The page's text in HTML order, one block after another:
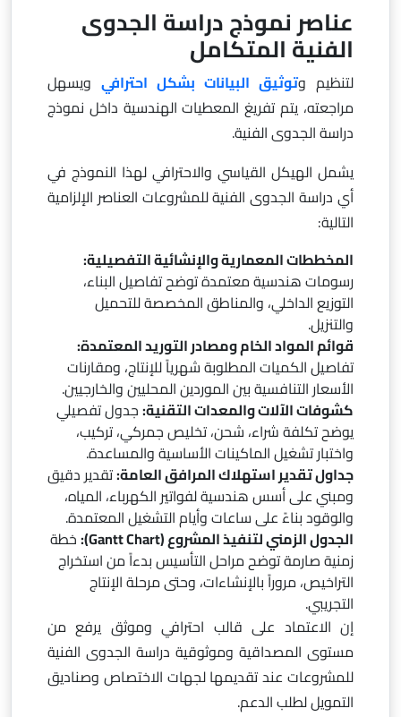
عناصر نموذج دراسة الجدوى
الفنية المتكامل
لتنظيم وتوثيق البيانات بشكل احترافي ويسهل
مراجعته، يتم تفريغ المعطيات الهندسية داخل نموذج
دراسة الجدوى الفنية.
يشمل الهيكل القياسي والاحترافي لهذا النموذج في
أي دراسة الجدوى الفنية للمشروعات العناصر الإلزامية
التالية:
المخططات المعمارية والإنشائية التفصيلية:
رسومات هندسية معتمدة توضح تفاصيل البناء،
التوزيع الداخلي، والمناطق المخصصة للتحميل
والتنزيل.
قوائم المواد الخام ومصادر التوريد المعتمدة:
تفاصيل الكميات المطلوبة شهرياً للإنتاج، ومقارنات
الأسعار التنافسية بين الموردين المحليين والخارجيين.
كشوفات الآلات والمعدات التقنية:جدول تفصيلي
يوضح تكلفة شراء، شحن، تخليص جمركي، تركيب،
واختبار تشغيل الماكينات الأساسية والمساعدة.
جداول تقدير استهلاك المرافق العامة:تقدير دقيق
ومبني على أسس هندسية لفواتير الكهرباء، المياه،
والوقود بناءً على ساعات وأيام التشغيل المعتمدة.
الجدول الزمني لتنفيذ المشروع (Gantt Chart):
خطة
زمنية صارمة توضح مراحل التأسيس بدءاً من استخراج
التراخيص، مروراً بالإنشاءات، وحتى مرحلة الإنتاج
التجريبي.
إن الاعتماد على قالب احترافي وموثق يرفع من
مستوى المصداقية وموثوقية دراسة الجدوى الفنية
للمشروعات عند تقديمها لجهات الاختصاص وصناديق
التمويل لطلب الدعم.